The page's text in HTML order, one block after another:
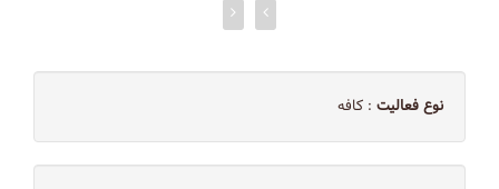
نوع فعالیت : کافه